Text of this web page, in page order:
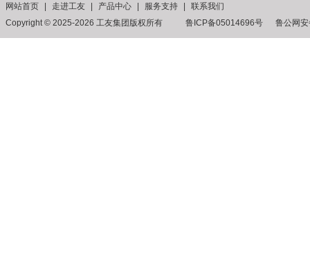
网站首页 走进工友 产品中心 服务支持
联系我们
Copyright © 2025-2026 工友集团版权所有 鲁ICP备05014696号
鲁公网